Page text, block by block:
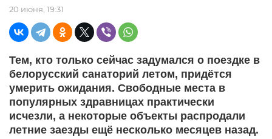
20 июня, 19:31
Тем, кто только сейчас задумался о поездке в
белорусский санаторий летом, придётся
умерить ожидания. Свободные места в
популярных здравницах практически
исчезли, а некоторые объекты распродали
летние заезды ещё несколько месяцев назад.